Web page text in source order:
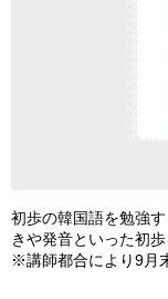
初歩の韓国語を勉強
きや発音といった初歩
※講師都合により9月